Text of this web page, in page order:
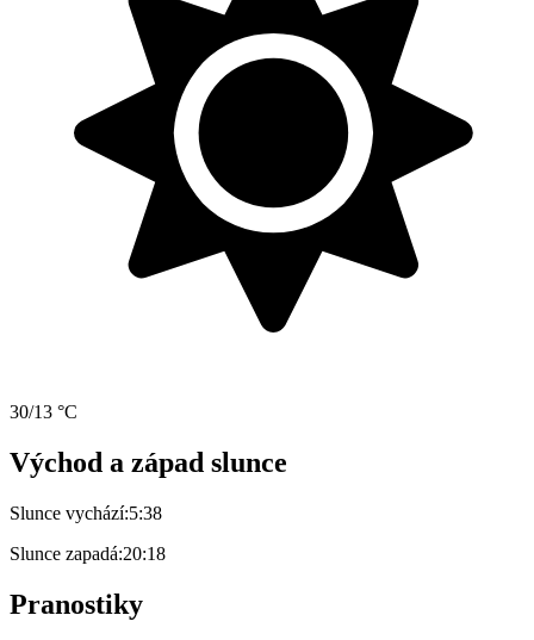
30/13 °C
Východ a západ slunce
Slunce vychází:5:38
Slunce zapadá:20:18
Pranostiky